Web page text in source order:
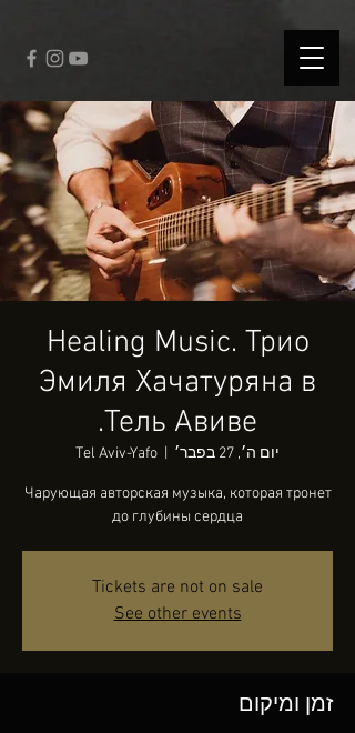
Healing Music. Трио
Эмиля Хачатуряна в
Тель Авиве.
יום ה׳, 27 בפבר׳ Tel Aviv-Yafo
Чарующая авторская музыка, которая тронет
до глубины сердца
Tickets are not on sale
See other events
זמן ומיקום